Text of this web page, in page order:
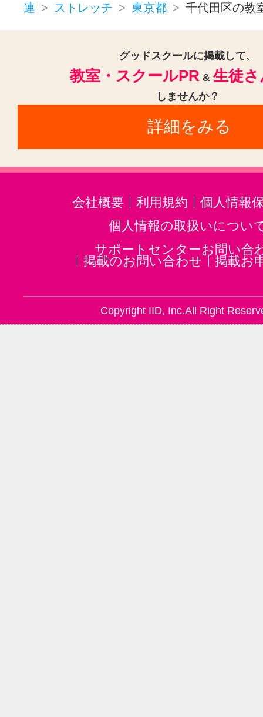
連
ストレッチ 東京都 千代田区の教
グッドスクールに掲載して、
教室・スクールPR & 生徒
しませんか？
詳細をみる
会社概要 利用規約
個人情報
個人情報の取扱いについ
サポートセンターお問い合
掲載のお問い合わせ
掲載お
Copyright IID, Inc.All Right